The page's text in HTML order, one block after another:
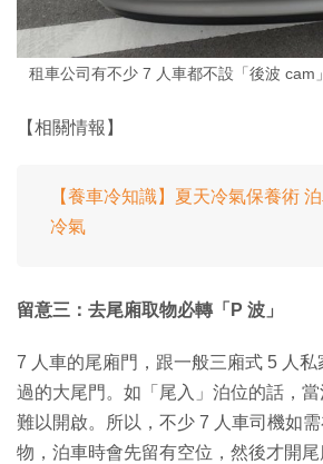
租車公司有不少 7 人車都不設「後波 cam
【相關情報】
【養車冷知識】夏天冷氣保養術
冷氣
留意三：去尾廂取物必轉「P 波」
7 人車的尾廂門，跟一般三廂式 5 人
過的大尾門。如「尾入」泊位的話，
難以開啟。所以，不少 7 人車司機如
物，泊車時會先留有空位，然後才開